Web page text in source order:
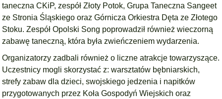
taneczna CKiP, zespół Złoty Potok, Grupa Taneczna Sangeet
ze Stronia Śląskiego oraz Górnicza Orkiestra Dęta ze Złotego
Stoku. Zespół Opolski Song poprowadził również wieczorną
zabawę taneczną, która była zwieńczeniem wydarzenia.
Organizatorzy zadbali również o liczne atrakcje towarzyszące.
Uczestnicy mogli skorzystać z: warsztatów bębniarskich,
strefy zabaw dla dzieci, swojskiego jedzenia i napitków
przygotowanych przez Koła Gospodyń Wiejskich oraz